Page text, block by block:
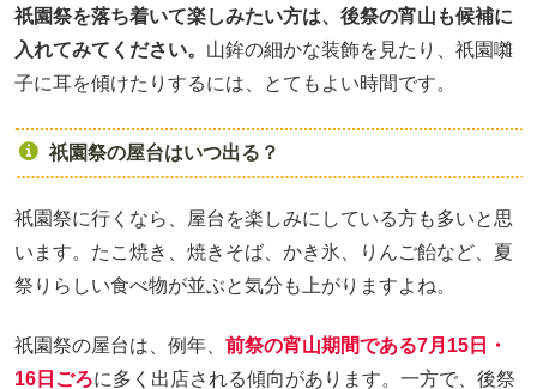
祇園祭を落ち着いて楽しみたい方は、後祭の宵山も候補に
入れてみてください。 山鉾の細かな装飾を見たり、祇園囃
子に耳を傾けたりするには、とてもよい時間です。
祇園祭の屋台はいつ出る？
祇園祭に行くなら、屋台を楽しみにしている方も多いと思
います。たこ焼き、焼きそば、かき氷、りんご飴など、夏
祭りらしい食べ物が並ぶと気分も上がりますよね。
祇園祭の屋台は、例年、 前祭の宵山期間である7月15日・
16日ごろに多く出店される傾向があります。一方で、後祭